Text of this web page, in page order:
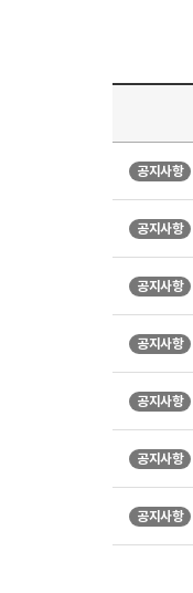
공지사항
공지사항
공지사항
공지사항
공지사항
공지사항
공지사항